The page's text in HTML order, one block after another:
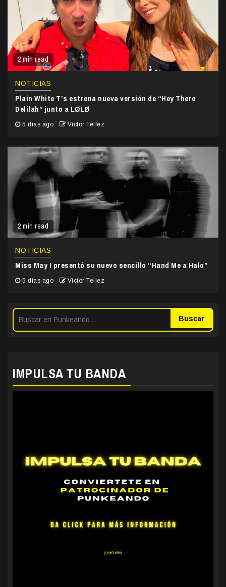
2 min read
NOTICIAS
Plain White T’s estrena nueva versión de “Hey There
Delilah” junto a LØLØ
5 días ago Victor Tellez
2 min read
NOTICIAS
Miss May I presentó su nuevo sencillo “Hand Me a Halo”
5 días ago Victor Tellez
Buscar
IMPULSA TU BANDA